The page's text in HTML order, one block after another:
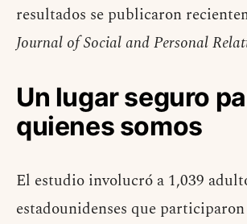
resultados se publicaron
Journal of Social and Personal
Un lugar seguro
quienes somos
El estudio involucró a 1,039
estadounidenses que